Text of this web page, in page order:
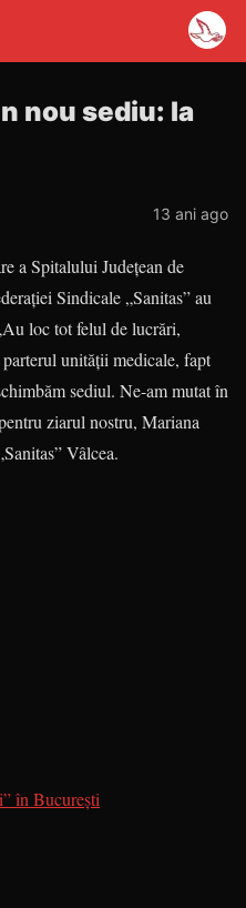
nou sediu: la
13 ani ago
a Spitalului Județean de
Sindicale „Sanitas” au
loc tot felul de lucrări,
unității medicale, fapt
sediul. Ne-am mutat în
ziarul nostru, Mariana
Vâlcea.
în București